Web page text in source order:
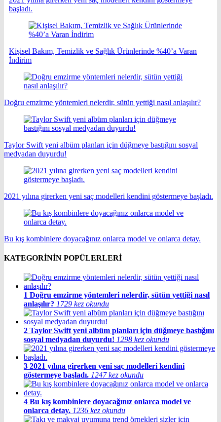
başladı.
Kişisel Bakım, Temizlik ve Sağlık Ürünlerinde %40’a Varan
İndirim
Doğru emzirme yöntemleri nelerdir, sütün yettiği nasıl anlaşılır?
Taylor Swift yeni albüm planları için düğmeye bastığını sosyal
medyadan duyurdu!
2021 yılına girerken yeni saç modelleri kendini göstermeye başladı.
Bu kış kombinlere doyacağınız onlarca model ve onlarca detay.
KATEGORİNİN POPÜLERLERİ
1 Doğru emzirme yöntemleri nelerdir, sütün yettiği nasıl
anlaşılır? 1729 kez okundu
2 Taylor Swift yeni albüm planları için düğmeye bastığını
sosyal medyadan duyurdu! 1298 kez okundu
3 2021 yılına girerken yeni saç modelleri kendini
göstermeye başladı. 1247 kez okundu
4 Bu kış kombinlere doyacağınız onlarca model ve
onlarca detay. 1236 kez okundu